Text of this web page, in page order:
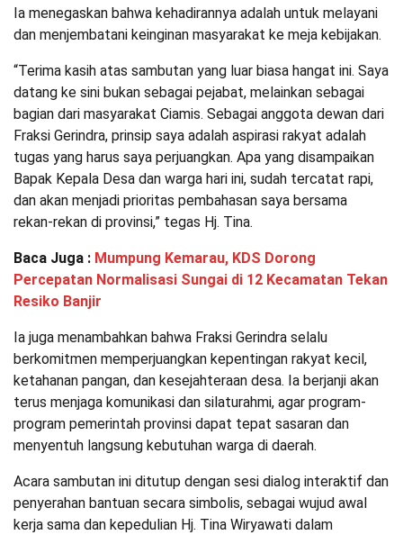
Ia menegaskan bahwa kehadirannya adalah untuk melayani
dan menjembatani keinginan masyarakat ke meja kebijakan.
“Terima kasih atas sambutan yang luar biasa hangat ini. Saya
datang ke sini bukan sebagai pejabat, melainkan sebagai
bagian dari masyarakat Ciamis. Sebagai anggota dewan dari
Fraksi Gerindra, prinsip saya adalah aspirasi rakyat adalah
tugas yang harus saya perjuangkan. Apa yang disampaikan
Bapak Kepala Desa dan warga hari ini, sudah tercatat rapi,
dan akan menjadi prioritas pembahasan saya bersama
rekan-rekan di provinsi,” tegas Hj. Tina.
Baca Juga : Mumpung Kemarau, KDS Dorong
Percepatan Normalisasi Sungai di 12 Kecamatan Tekan
Resiko Banjir
Ia juga menambahkan bahwa Fraksi Gerindra selalu
berkomitmen memperjuangkan kepentingan rakyat kecil,
ketahanan pangan, dan kesejahteraan desa. Ia berjanji akan
terus menjaga komunikasi dan silaturahmi, agar program-
program pemerintah provinsi dapat tepat sasaran dan
menyentuh langsung kebutuhan warga di daerah.
Acara sambutan ini ditutup dengan sesi dialog interaktif dan
penyerahan bantuan secara simbolis, sebagai wujud awal
kerja sama dan kepedulian Hj. Tina Wiryawati dalam